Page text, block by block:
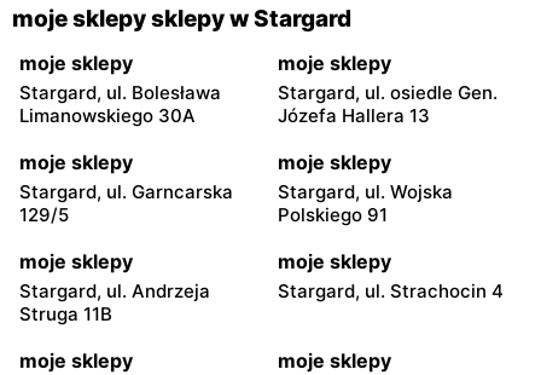
moje sklepy sklepy w Stargard
moje sklepy
Stargard, ul. Bolesława
Limanowskiego 30A
moje sklepy
Stargard, ul. osiedle Gen.
Józefa Hallera 13
moje sklepy
Stargard, ul. Garncarska
129/5
moje sklepy
Stargard, ul. Wojska
Polskiego 91
moje sklepy
Stargard, ul. Andrzeja
Struga 11B
moje sklepy
Stargard, ul. Strachocin 4
moje sklepy moje sklepy